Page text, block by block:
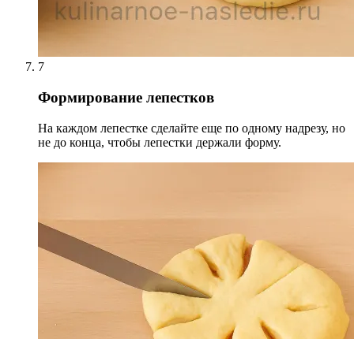
7
Формирование лепестков
На каждом лепестке сделайте еще по одному надрезу, но
не до конца, чтобы лепестки держали форму.